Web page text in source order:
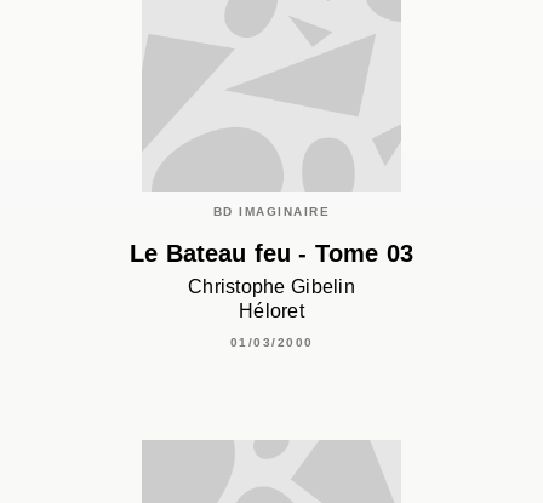
BD IMAGINAIRE
Le Bateau feu - Tome 03
Christophe Gibelin
Héloret
01/03/2000